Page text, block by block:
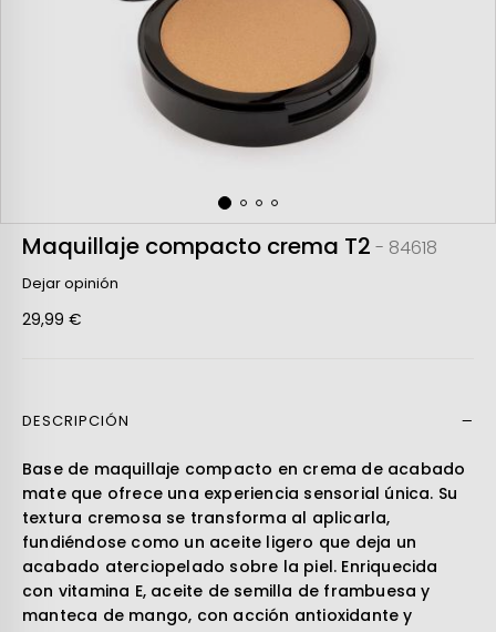
Maquillaje compacto crema T2 - 84618
Dejar opinión
29,99 €
DESCRIPCIÓN
Base de maquillaje compacto en crema de acabado
mate que ofrece una experiencia sensorial única. Su
textura cremosa se transforma al aplicarla,
fundiéndose como un aceite ligero que deja un
acabado aterciopelado sobre la piel. Enriquecida
con vitamina E, aceite de semilla de frambuesa y
manteca de mango, con acción antioxidante y